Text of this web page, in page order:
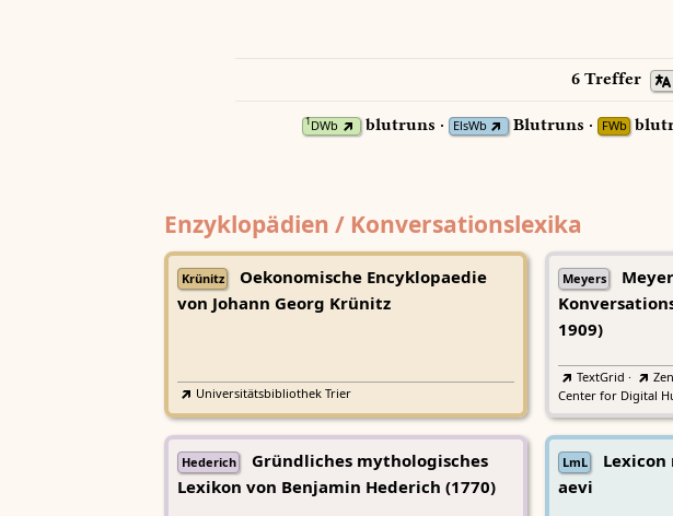
6 Treffer
1DWb blutruns · ElsWb Blutruns · FWb
Enzyklopädien / Konversationslexika
Krünitz
Oekonomische Encyklopaedie
von Johann Georg Krünitz
Universitätsbibliothek Trier
Meyers
1909)
TextGrid ·
Center for Digital
Hederich
Gründliches mythologisches
Lexikon von Benjamin Hederich (1770)
LmL
aevi